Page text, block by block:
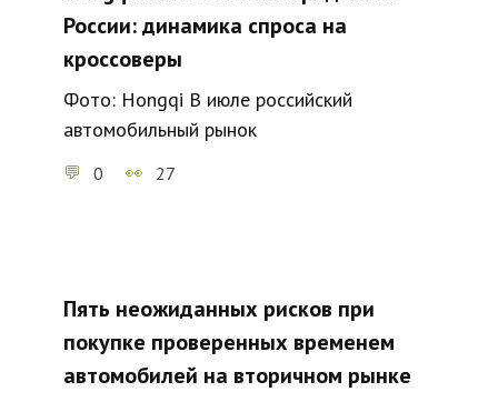
России: динамика спроса на
кроссоверы
Фото: Hongqi В июле российский
автомобильный рынок
0 27
Пять неожиданных рисков при
покупке проверенных временем
автомобилей на вторичном рынке